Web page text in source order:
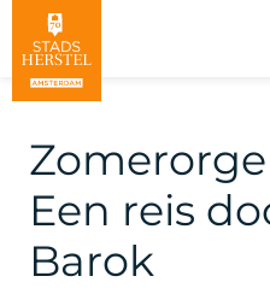
Een reis
Barok